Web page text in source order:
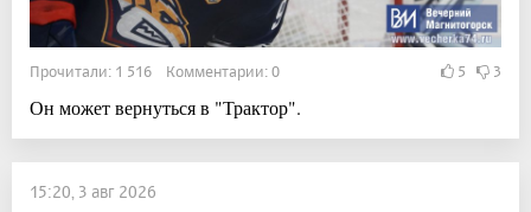
Прочитали: 1 516 Комментарии: 0 5 3
Он может вернуться в "Трактор".
15:20, 3 авг 2026